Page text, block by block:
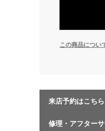
この商品につい
来店予約はこちら
修理・アフター